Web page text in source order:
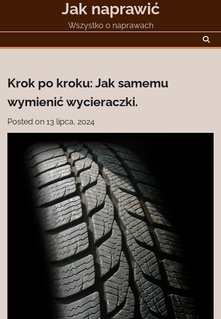
Jak naprawić
Wszystko o naprawach
Krok po kroku: Jak samemu
wymienić wycieraczki.
Posted on 13 lipca, 2024